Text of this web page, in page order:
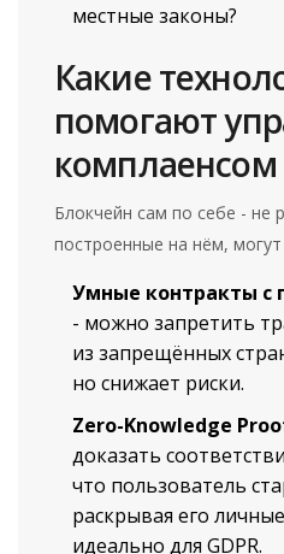
местные законы?
Какие
помогают
комплаенсом
Блокчейн сам по себе - не
построенные на нём,
Умные контракты с
- можно запретить
из запрещённых
но снижает риски.
Zero-Knowledge
доказать
что пользователь
раскрывая его
идеально для GDPR.